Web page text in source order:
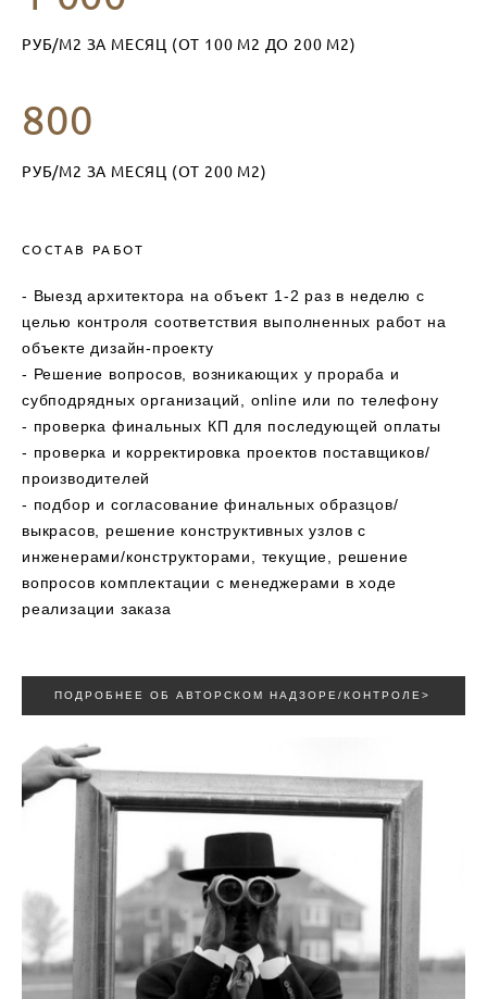
РУБ/М2 ЗА МЕСЯЦ (ОТ 100 М2 ДО 200 М2)
800
РУБ/М2 ЗА МЕСЯЦ (ОТ 200 М2)
СОСТАВ РАБОТ
- Выезд архитектора на объект 1-2 раз в неделю с
целью контроля соответствия выполненных работ на
объекте дизайн-проекту
- Решение вопросов, возникающих у прораба и
субподрядных организаций, online или по телефону
- проверка финальных КП для последующей оплаты
- проверка и корректировка проектов поставщиков/
производителей
- подбор и согласование финальных образцов/
выкрасов, решение конструктивных узлов с
инженерами/конструкторами, текущие, решение
вопросов комплектации с менеджерами в ходе
реализации заказа
ПОДРОБНЕЕ ОБ АВТОРСКОМ НАДЗОРЕ/КОНТРОЛЕ>